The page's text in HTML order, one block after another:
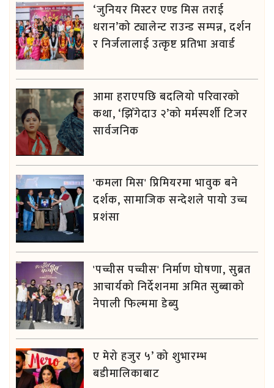
‘जुनियर मिस्टर एण्ड मिस तराई
धरान’को ट्यालेन्ट राउन्ड सम्पन्न, दर्शन
र निर्जलालाई उत्कृष्ट प्रतिभा अवार्ड
आमा हराएपछि बदलियो परिवारको
कथा, ‘झिँगेदाउ २’को मर्मस्पर्शी टिजर
सार्वजनिक
'कमला मिस' प्रिमियरमा भावुक बने
दर्शक, सामाजिक सन्देशले पायो उच्च
प्रशंसा
'पच्चीस पच्चीस' निर्माण घोषणा, सुब्रत
आचार्यको निर्देशनमा अमित सुब्बाको
नेपाली फिल्ममा डेब्यु
ए मेरो हजुर ५’ को शुभारम्भ
बडीमालिकाबाट